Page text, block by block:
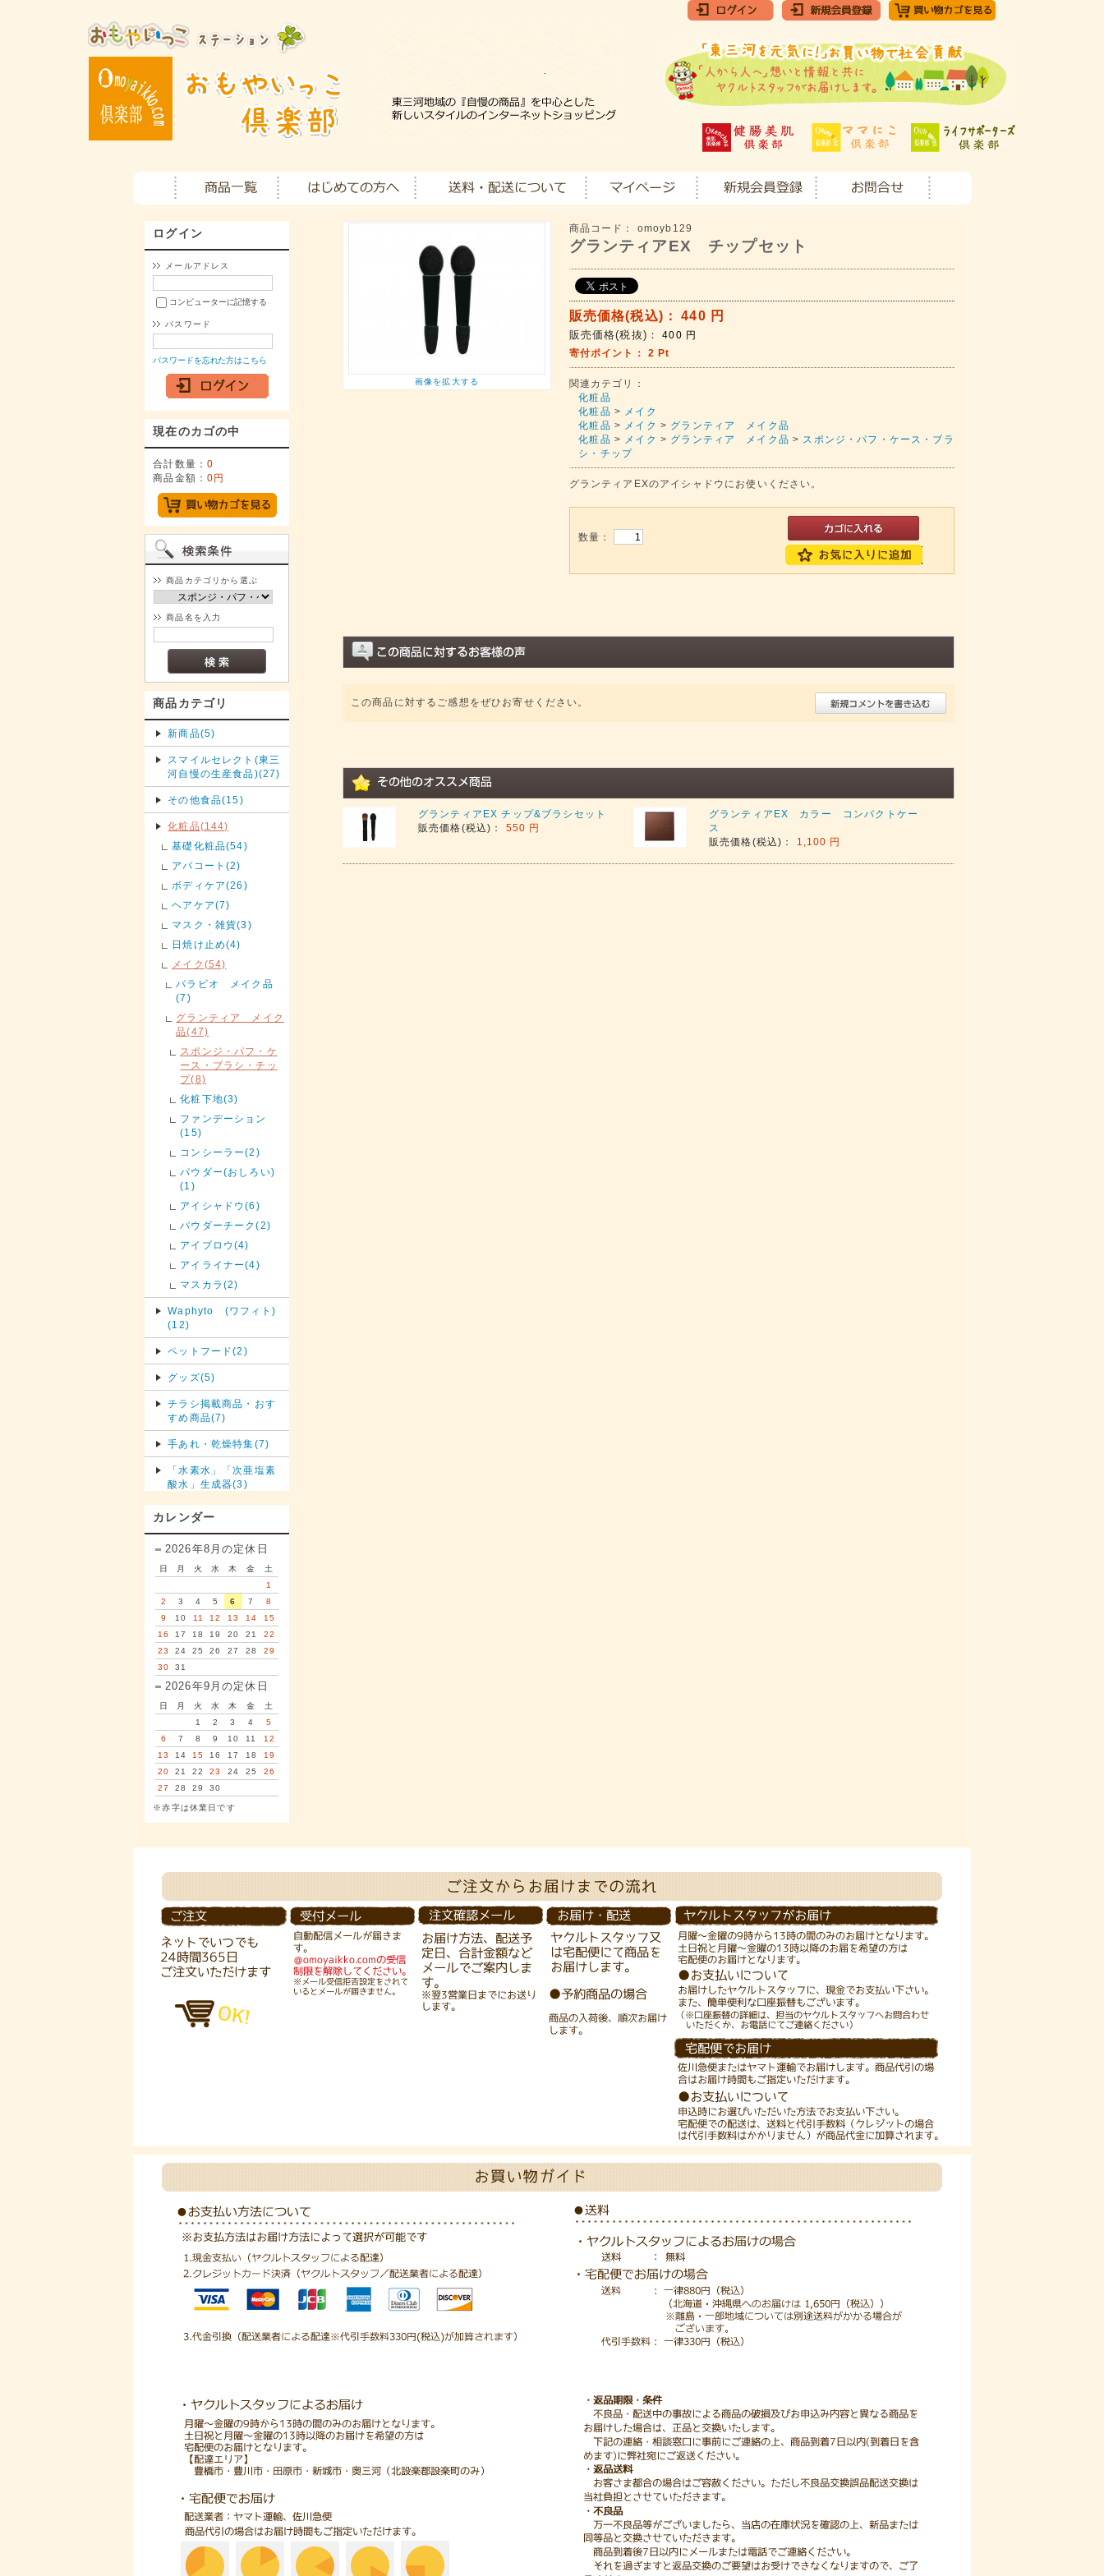
ログイン
メールアドレス
コンピューターに記憶する
パスワード
パスワードを忘れた方はこちら
現在のカゴの中
合計数量：0
商品金額：0円
商品カテゴリから選ぶ
商品名を入力
商品カテゴリ
新商品(5)
スマイルセレクト(東三
河自慢の生産食品)(27)
その他食品(15)
化粧品(144)
基礎化粧品(54)
アパコート(2)
ボディケア(26)
ヘアケア(7)
マスク・雑貨(3)
日焼け止め(4)
メイク(54)
パラビオ メイク品
(7)
グランティア メイク
品(47)
スポンジ・パフ・ケ
ース・ブラシ・チッ
プ(8)
化粧下地(3)
ファンデーション
(15)
コンシーラー(2)
パウダー(おしろい)
(1)
アイシャドウ(6)
パウダーチーク(2)
アイブロウ(4)
アイライナー(4)
マスカラ(2)
Waphyto (ワフィト)
(12)
ペットフード(2)
グッズ(5)
チラシ掲載商品・おす
すめ商品(7)
手あれ・乾燥特集(7)
「水素水」「次亜塩素
酸水」生成器(3)
カレンダー
2026年8月の定休日
日 月 火 水 木 金
土
1
2
3 4 5 6 7
8
9
10 11 12 13 14
15
16
17 18 19 20 21
22
23
24 25 26 27 28
29
30
31
2026年9月の定休日
日 月 火 水 木 金
土
1
2 3 4
5
6
7 8 9 10 11
12
13
14 15 16 17 18
19
20
21 22 23 24 25
26
27
28 29 30
※赤字は休業日です
画像を拡大する
商品コード： omoyb129
グランティアEX チップセット
販売価格(税込)： 440 円
販売価格(税抜)： 400 円
寄付ポイント： 2 Pt
関連カテゴリ：
化粧品
化粧品 >
メイク
化粧品 > メイク > グランティア メイク品
化粧品 > メイク > グランティア メイク品 > スポンジ・パフ・ケース・ブラ
シ・チップ
グランティアEXのアイシャドウにお使いください。
数量：
この商品に対するご感想をぜひお寄せください。
グランティアEX チップ&ブラシセット
販売価格(税込)：
550 円
グランティアEX カラー コンパクトケー
ス
販売価格(税込)：
1,100 円